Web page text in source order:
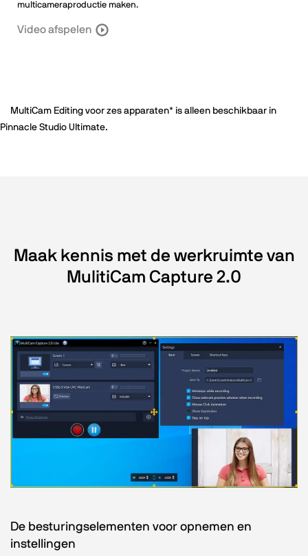
multicameraproductie maken.
Video afspelen
MultiCam Editing voor zes apparaten* is alleen beschikbaar in
Pinnacle Studio Ultimate.
Maak kennis met de werkruimte van
MulitiCam Capture 2.0
De besturingselementen voor opnemen en
instellingen